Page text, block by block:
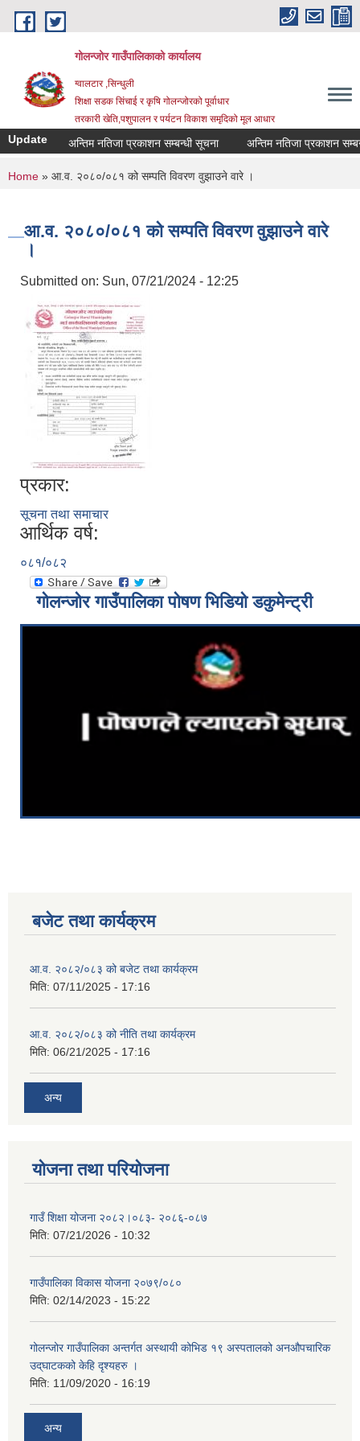
Skip to main content
गोलन्जोर गाउँपालिकाको कार्यालय
ग्वालटार ,सिन्धुली
शिक्षा सडक सिंचाई र कृषि गोलन्जोरको पूर्वाधार
तरकारी खेति,पशुपालन र पर्यटन विकाश समृदिको मूल आधार
Update अन्तिम नतिजा प्रकाशन सम्बन्धी सूचना अन्तिम नतिजा प्रकाशन
You are here
Home » आ.व. २०८०/०८१ को सम्पति विवरण वुझाउने वारे ।
आ.व. २०८०/०८१ को सम्पति विवरण वुझाउने वारे
।
Submitted on: Sun, 07/21/2024 - 12:25
प्रकार:
सूचना तथा समाचार
आर्थिक वर्ष:
०८१/०८२
गोलन्जोर गाउँपालिका पोषण भिडियो डकुमेन्ट्री
बजेट तथा कार्यक्रम
आ.व. २०८२/०८३ को बजेट तथा कार्यक्रम
मिति: 07/11/2025 - 17:16
आ.व. २०८२/०८३ को नीति तथा कार्यक्रम
मिति: 06/21/2025 - 17:16
अन्य
योजना तथा परियोजना
गाउँ शिक्षा योजना २०८२।०८३- २०८६-०८७
मिति: 07/21/2026 - 10:32
गाउँपालिका विकास योजना २०७९/०८०
मिति: 02/14/2023 - 15:22
गोलन्जोर गाउँपालिका अन्तर्गत अस्थायी कोभिड १९ अस्पतालको अनऔपचारिक
उद्‌घाटकको केहि दृश्यहरु ।
मिति: 11/09/2020 - 16:19
अन्य